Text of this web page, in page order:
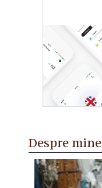
Despre mine